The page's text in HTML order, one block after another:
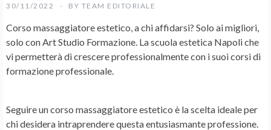
30/11/2022 BY TEAM EDITORIALE
Corso massaggiatore estetico, a chi affidarsi? Solo ai migliori,
solo con Art Studio Formazione. La scuola estetica Napoli che
vi permetterà di crescere professionalmente con i suoi corsi di
formazione professionale.
Seguire un corso massaggiatore estetico è la scelta ideale per
chi desidera intraprendere questa entusiasmante professione.